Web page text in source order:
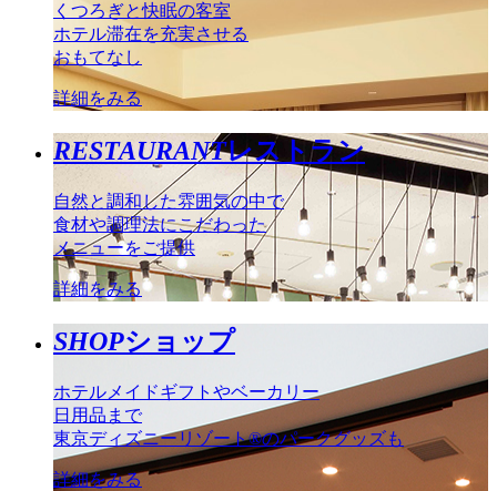
くつろぎと快眠の客室
ホテル滞在を充実させる
おもてなし
詳細をみる
RESTAURANTレストラン
自然と調和した雰囲気の中で
食材や調理法にこだわった
メニューをご提供
詳細をみる
SHOPショップ
ホテルメイドギフトやベーカリー
日用品まで
東京ディズニーリゾート®のパークグッズも
詳細をみる